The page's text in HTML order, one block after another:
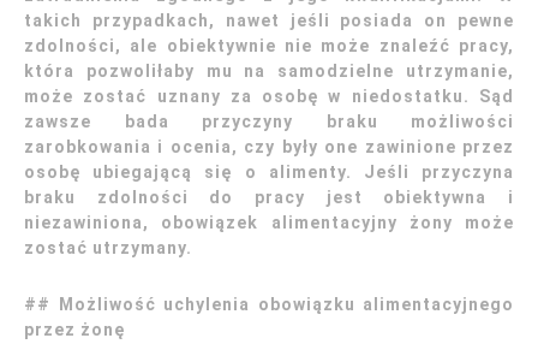
takich przypadkach, nawet jeśli posiada on pewne
zdolności, ale obiektywnie nie może znaleźć pracy,
która pozwoliłaby mu na samodzielne utrzymanie,
może zostać uznany za osobę w niedostatku. Sąd
zawsze bada przyczyny braku możliwości
zarobkowania i ocenia, czy były one zawinione przez
osobę ubiegającą się o alimenty. Jeśli przyczyna
braku zdolności do pracy jest obiektywna i
niezawiniona, obowiązek alimentacyjny żony może
zostać utrzymany.
## Możliwość uchylenia obowiązku alimentacyjnego
przez żonę